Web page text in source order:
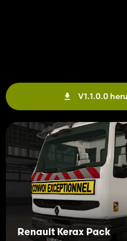
V1.1.0.0
Renault Kerax Pack